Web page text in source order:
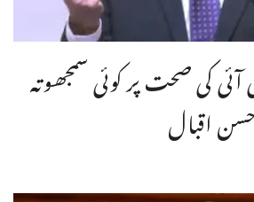
کی صحت پر کوئی سمجھوتہ
اقبال